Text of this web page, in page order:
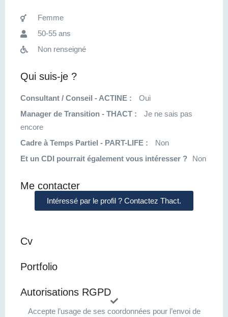
Femme
50-55 ans
Non renseigné
Qui suis-je ?
Consultant / Conseil - ACTINE :
Oui
Manager de Transition - THACT :
Je ne sais pas
encore
Cadre à Temps Partiel - PART-LIFE :
Non
Et un CDI pourrait également vous intéresser ?
Non
Me contacter
Intéressé par le profil ? Contactez Thact.
Cv
Portfolio
Autorisations RGPD
Accepte l’usage de ses coordonnées pour l’envoi de